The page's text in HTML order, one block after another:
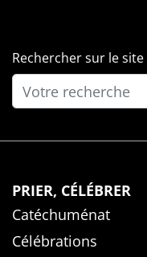
Rechercher sur le site
PRIER, CÉLÉBRER
Catéchuménat
Célébrations